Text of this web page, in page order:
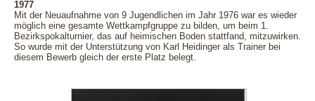
1977
Mit der Neuaufnahme von 9 Jugendlichen im Jahr 1976 war es wieder
möglich eine gesamte Wettkampfgruppe zu bilden, um beim 1.
Bezirkspokalturnier, das auf heimischen Boden stattfand, mitzuwirken.
So wurde mit der Unterstützung von Karl Heidinger als Trainer bei
diesem Bewerb gleich der erste Platz belegt.